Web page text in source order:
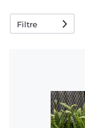
Échange
Droit de
Filtre